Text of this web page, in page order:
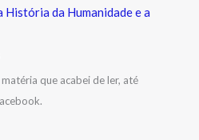
História da Humanidade e a
que acabei de ler, até